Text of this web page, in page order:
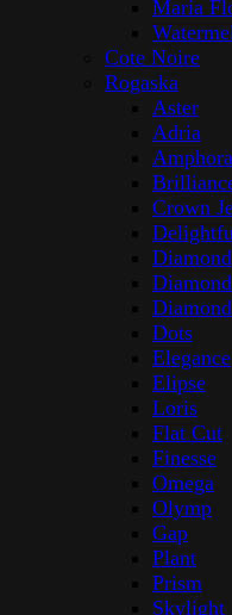
Maria
Cote Noire
Rogaska
Aster
Adria
Amphora
Crown
Diamond
Dots
Elegance
Elipse
Loris
Flat Cut
Finesse
Omega
Olymp
Gap
Plant
Prism
Skylight